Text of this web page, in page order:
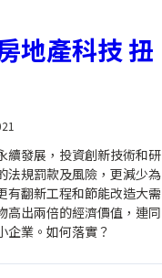
地產科技 扭
續發展，投資創新技術和研
法規罰款及風險，更減少為
有翻新工程和節能改造大需
高出兩倍的經濟價值，連同
企業。如何落實？